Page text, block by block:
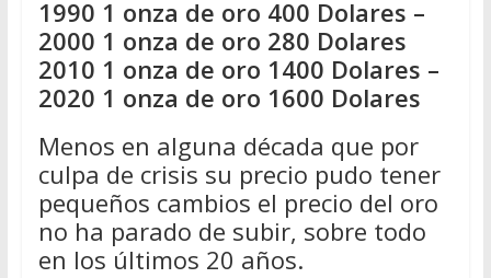
1990 1 onza de oro 400 Dolares –
2000 1 onza de oro 280 Dolares
2010 1 onza de oro 1400 Dolares –
2020 1 onza de oro 1600 Dolares
Menos en alguna década que por
culpa de crisis su precio pudo tener
pequeños cambios el precio del oro
no ha parado de subir, sobre todo
en los últimos 20 años.